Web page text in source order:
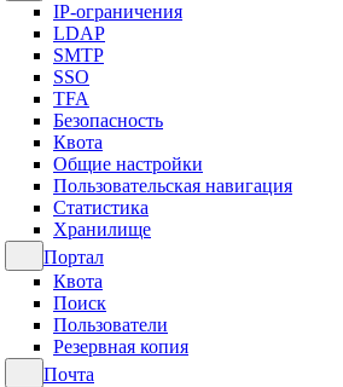
IP-ограничения
LDAP
SMTP
SSO
TFA
Безопасность
Квота
Общие настройки
Пользовательская навигация
Статистика
Хранилище
Портал
Квота
Поиск
Пользователи
Резервная копия
Почта